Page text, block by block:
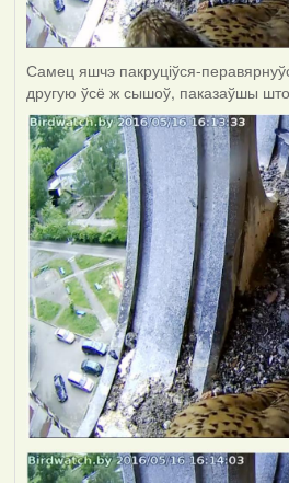
Самец яшчэ пакруціўся-
другую ўсё ж сышоў, паказаўшы